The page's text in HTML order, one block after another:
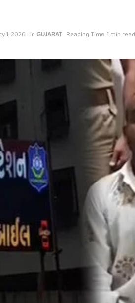
1, 2026 in GUJARAT Reading Time: 1 min read